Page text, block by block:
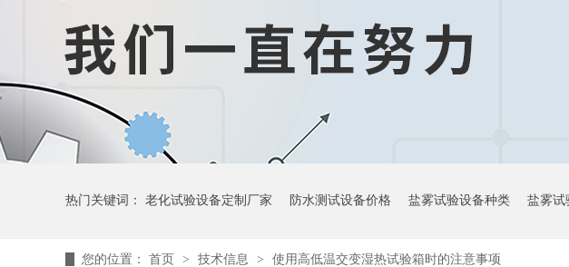
热门关键词： 老化试验设备定制厂家 防水测试设备价格 盐雾试验设备种类 盐雾试
您的位置： 首页 > 技术信息 > 使用高低温交变湿热试验箱时的注意事项